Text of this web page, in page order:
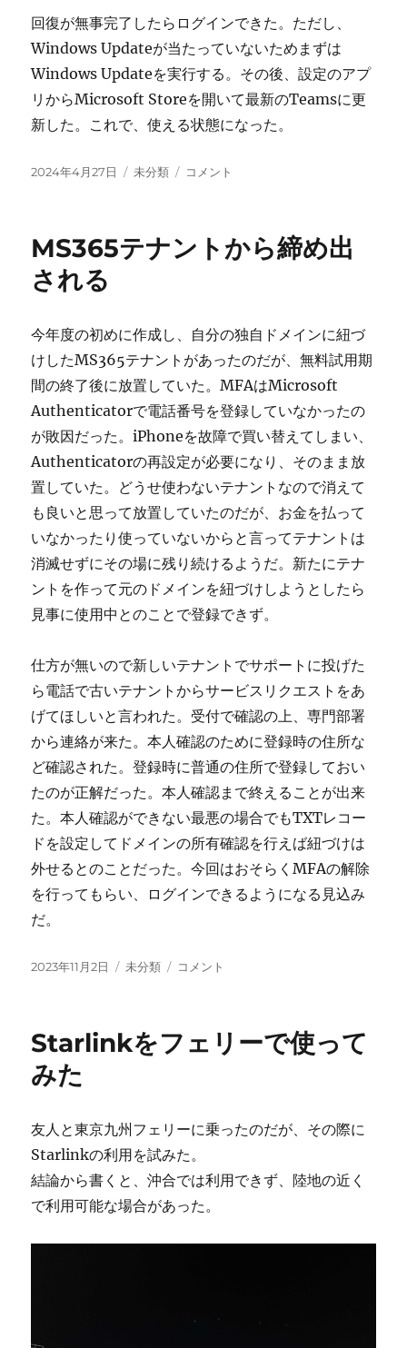
回復が無事完了したらログインできた。ただし、
Windows Updateが当たっていないためまずは
Windows Updateを実行する。その後、設定のアプ
リからMicrosoft Storeを開いて最新のTeamsに更
新した。これで、使える状態になった。
投
2024年4月27日
カ
ー
未分類
Surface
れ
コメント
MS365テナントから締め出
される
今年度の初めに作成し、自分の独自ドメインに紐づ
けしたMS365テナントがあったのだが、無料試用期
間の終了後に放置していた。MFAはMicrosoft
Authenticatorで電話番号を登録していなかったの
が敗因だった。iPhoneを故障で買い替えてしまい、
Authenticatorの再設定が必要になり、そのまま放
置していた。どうせ使わないテナントなので消えて
も良いと思って放置していたのだが、お金を払って
いなかったり使っていないからと言ってテナントは
消滅せずにその場に残り続けるようだ。新たにテナ
ントを作って元のドメインを紐づけしようとしたら
見事に使用中とのことで登録できず。
仕方が無いので新しいテナントでサポートに投げた
ら電話で古いテナントからサービスリクエストをあ
げてほしいと言われた。受付で確認の上、専門部署
から連絡が来た。本人確認のために登録時の住所な
ど確認された。登録時に普通の住所で登録しておい
たのが正解だった。本人確認まで終えることが出来
た。本人確認ができない最悪の場合でもTXTレコー
ドを設定してドメインの所有確認を行えば紐づけは
外せるとのことだった。今回はおそらくMFAの解除
を行ってもらい、ログインできるようになる見込み
だ。
投
2023年11月2日
カ
ー
未分類
MS365
ト
さ
れ
に
コメント
Starlinkをフェリーで使って
みた
友人と東京九州フェリーに乗ったのだが、その際に
Starlinkの利用を試みた。
結論から書くと、沖合では利用できず、陸地の近く
で利用可能な場合があった。